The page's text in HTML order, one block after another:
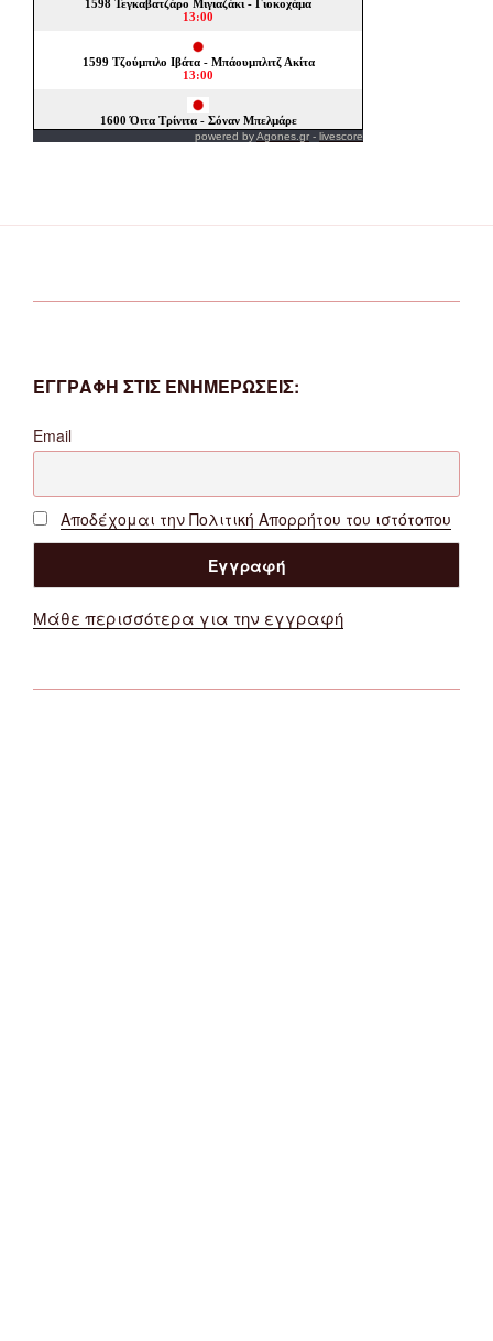
powered byAgones.gr - livescore
ΕΓΓΡΑΦΗ ΣΤΙΣ ΕΝΗΜΕΡΩΣΕΙΣ:
Email
Αποδέχομαι την Πολιτική Απορρήτου του ιστότοπου
Μάθε περισσότερα για την εγγραφή